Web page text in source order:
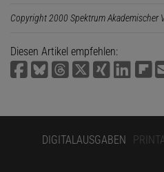
Copyright 2000 Spektrum Akademischer
Diesen Artikel empfehlen:
DIGITALAUSGABEN